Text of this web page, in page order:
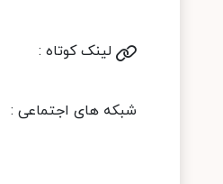
لینک کوتاه :
شبکه های اجتماعی :